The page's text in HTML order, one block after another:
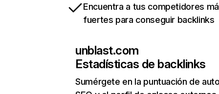
Encuentra a tus competidores
fuertes para conseguir backlinks
unblast.com
Estadísticas de backlinks
Sumérgete en la puntuación de